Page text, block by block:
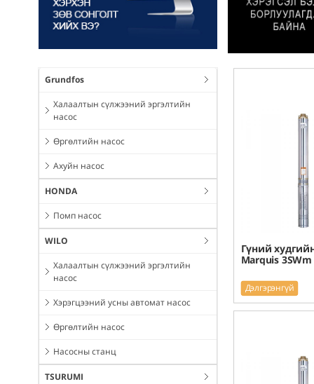
Grundfos
Халаалтын сүлжээний эргэлтийн
насос
Өргөлтийн насос
Ахуйн насос
HONDA
Помп насос
WILO
Халаалтын сүлжээний эргэлтийн
насос
Хэрэгцээний усны автомат насос
Өргөлтийн насос
Насосны станц
TSURUMI
Гүний
Marquis 3SWm
Дэлгэрэнгүй